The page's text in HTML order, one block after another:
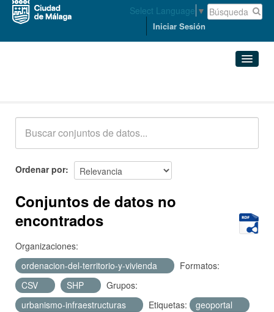
Select Language ▼
Iniciar Sesión
Acerca de
Ordenar por
Conjuntos de datos no
encontrados
Organizaciones:
ordenacion-del-territorio-y-vivienda
Formatos:
CSV
SHP
Grupos:
urbanismo-infraestructuras
Etiquetas:
geoportal